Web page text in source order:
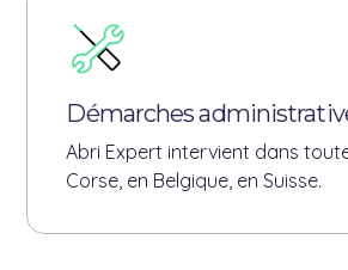
Démarches
Abri Expert intervient dans
Corse, en Belgique, en Suisse.